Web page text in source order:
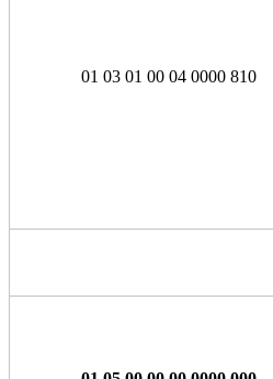
01 03 01 00 04 0000 810